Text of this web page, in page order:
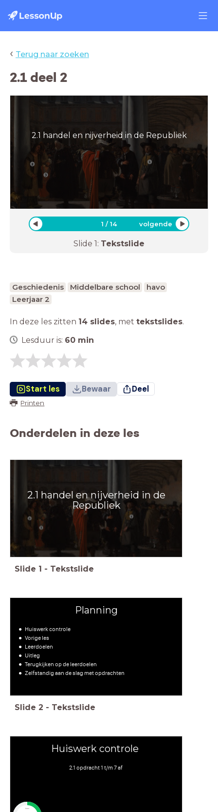
‹ Terug naar zoeken
2.1 deel 2
2.1 handel en nijverheid in de Republiek
1 /14 volgende
Slide 1: Tekstslide
Geschiedenis Middelbare school
havo
Leerjaar 2
In deze les zitten 14 slides, met tekstslides.
Lesduur is: 60 min
Start les Bewaar Deel
Printen
Onderdelen in deze les
2.1 handel en nijverheid in de
Republiek
Slide 1 - Tekstslide
Planning
Huiswerk controle
Vorige les
Leerdoelen
Uitleg
Terugkijken op de leerdoelen
Zelfstandig aan de slag met opdrachten
Slide 2 - Tekstslide
Huiswerk controle
2.1 opdracht 1 t/m 7 af
timer